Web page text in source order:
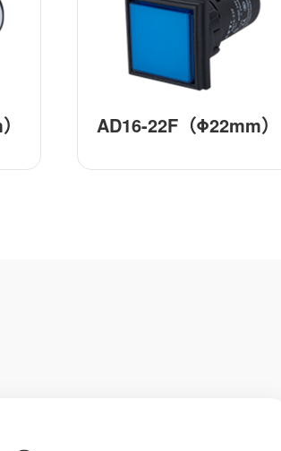
AD16-22F（Φ22mm）